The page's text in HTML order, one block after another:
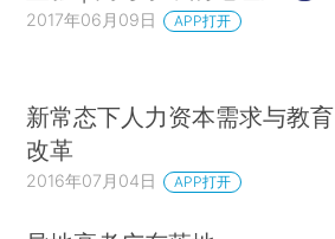
2017年06月09日 APP打开
新常态下人力资本需求与教育
改革
2016年07月04日 APP打开